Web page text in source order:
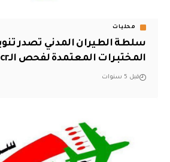
محليات
سلطة الطيران المدني تصدر
المختبرات المعتمدة لفحص الـpcr
قبل 5 سنوات